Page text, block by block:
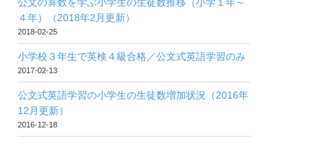
公文の算数を学ぶ小学生の生徒数推移（小学１年～
４年）（2018年2月更新）
2018-02-25
小学校３年生で英検４級合格／公文式英語学習のみ
2017-02-13
公文式英語学習の小学生の生徒数増加状況（2016年
12月更新）
2016-12-18